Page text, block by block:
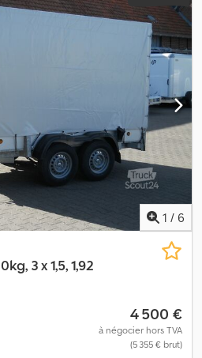
185/60 R12C, empattement: 710 mm
construction:
, Équipement:
très robuste, poids total
utile de 2 200 kg, plateau surélevé,
mm de haut, rehausses grillagées en
amovibles, 4 montants
anneaux d’arrimage intégrés
100 km/h possible pour 230,00 €
et carte grise inclus,
stock. Credpfji R H E Hox Ac Hsf
1 / 6
3 x 1,5, 1,92
4 500 €
à négocier hors TVA
(5 355 € brut)